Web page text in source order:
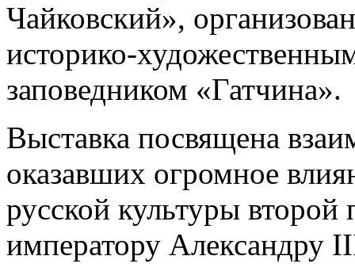
Чайковский»,
историко-
заповедником «Гатчина».
Выставка посвящена
оказавших огромное
русской культуры
императору Александру